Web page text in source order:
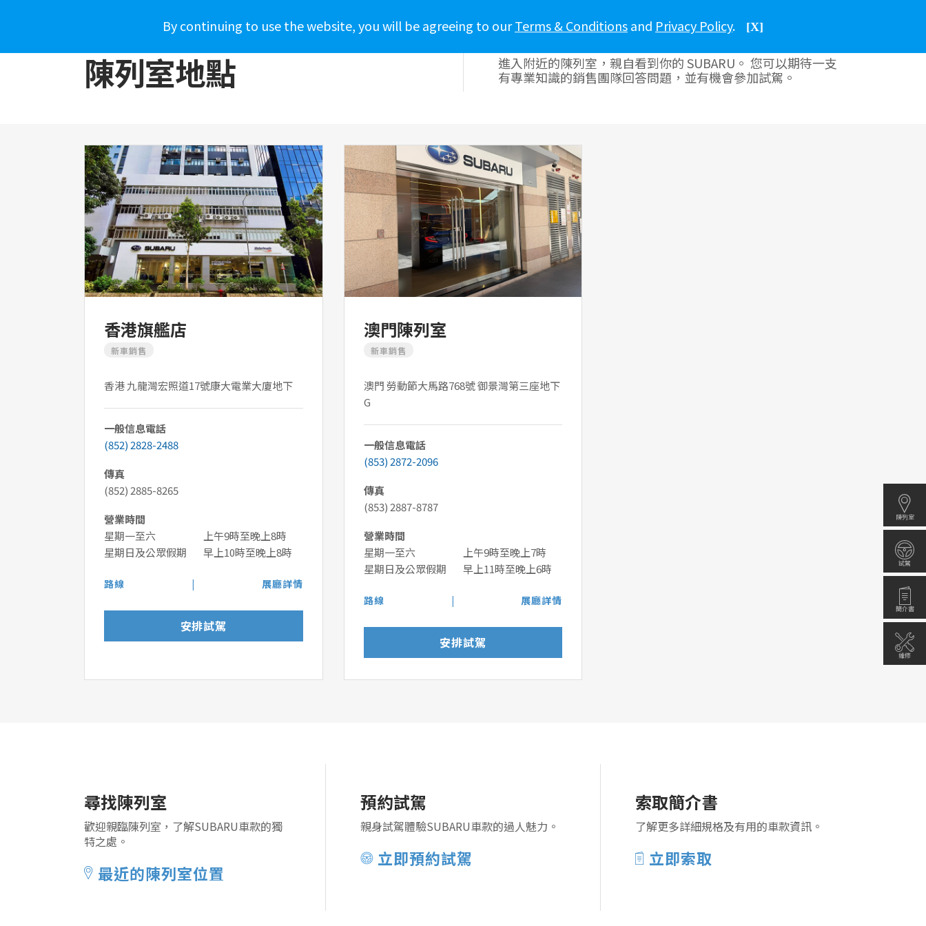
By continuing to use the website, you will be agreeing to ourTerms & Conditionsand Privacy Policy. [X]
WHY SUBARU 購車資訊 車主專區 生活態度 新聞報導
陳列室
試駕
簡介書
維修
陳列室地點
進入附近的陳列室，親自看到你的 SUBARU。 您可以期待一支
有專業知識的銷售團隊回答問題，並有機會參加試駕。
香港旗艦店
新車銷售
香港 九龍灣宏照道17號康大電業大廈地下
一般信息電話
(852) 2828-2488
傳真
(852) 2885-8265
營業時間
星期一至六
上午9時至晚上8時
星期日及公眾假期
早上10時至晚上8時
路線 | 展廳詳情
安排試駕
澳門陳列室
新車銷售
澳門 勞動節大馬路768號 御景灣第三座地下
G
一般信息電話
(853) 2872-2096
傳真
(853) 2887-8787
營業時間
星期一至六
上午9時至晚上7時
星期日及公眾假期
早上11時至晚上6時
路線 | 展廳詳情
安排試駕
尋找陳列室
歡迎親臨陳列室，了解SUBARU車款的獨
特之處。
最近的陳列室位置
預約試駕
親身試駕體驗SUBARU車款的過人魅力。
立即預約試駕
索取簡介書
了解更多詳細規格及有用的車款資訊。
立即索取